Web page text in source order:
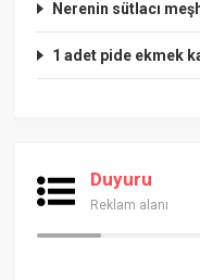
Nerenin sütlacı
1 adet pide ekmek
Duyuru
Reklam alanı